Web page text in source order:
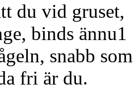
du vid gruset,
binds ännu1
snabb
fri är du.